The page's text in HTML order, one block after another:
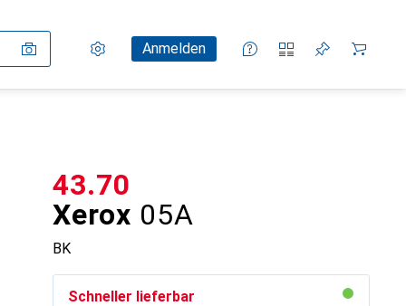
Einstellungen
KundenkontoAnmelden
Vergleichslisten
Merklisten
Warenkorb
Xerox 05A
BK
CHF
43.70
Schneller lieferbar